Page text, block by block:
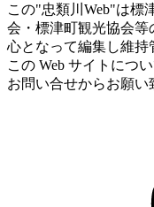
この"忠類川Web"は標
会・標津町観光協会等
心となって編集し維持
この Web サイトにつ
お問い合せからお願い